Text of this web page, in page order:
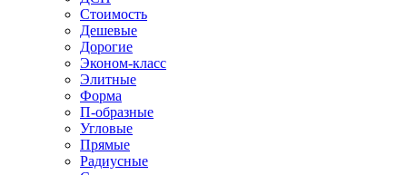
Стоимость
Дешевые
Дорогие
Эконом-класс
Элитные
Форма
П-образные
Угловые
Прямые
Радиусные